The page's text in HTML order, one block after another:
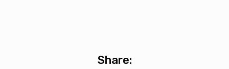
Share: